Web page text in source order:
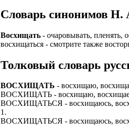
Средняя
средний,
Жилье
ПРОЦЕСС
приглашение
работодателем
Лицензия по
ВОЗМОЖНО
Звоните
количество
Получите
Заполните
ЗАДАЧИ
Доставлять
Подписывать
Cловарь синонимов Н.
Восхищать - очаровывать, пленять,
восхищаться - смотрите также
Толковый словарь
ВОСХИЩАТЬ - восхищаю,
ВОСХИЩАТЬ - восхищаю, восхищаешь
ВОСХИЩАТЬСЯ - восхищаюсь,
1.
ВОСХИЩАТЬСЯ - восхищаюсь,